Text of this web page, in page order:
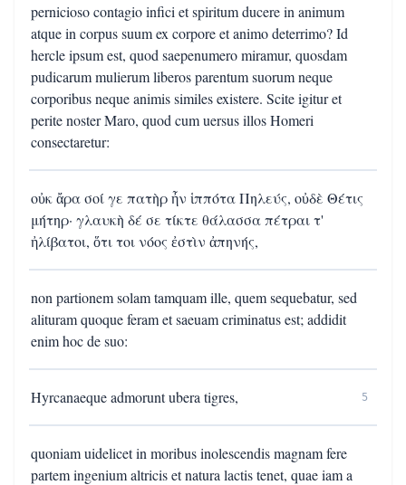
pernicioso contagio infici et spiritum ducere in animum
atque in corpus suum ex corpore et animo deterrimo? Id
hercle ipsum est, quod saepenumero miramur, quosdam
pudicarum mulierum liberos parentum suorum neque
corporibus neque animis similes existere. Scite igitur et
perite noster Maro, quod cum uersus illos Homeri
consectaretur:
οὐκ ἄρα σοί γε πατὴρ ἦν ἱππότα Πηλεύς, οὐδὲ Θέτις
μήτηρ· γλαυκὴ δέ σε τίκτε θάλασσα πέτραι τ'
ἠλίβατοι, ὅτι τοι νόος ἐστὶν ἀπηνής,
non partionem solam tamquam ille, quem sequebatur, sed
alituram quoque feram et saeuam criminatus est; addidit
enim hoc de suo:
Hyrcanaeque admorunt ubera tigres, 5
quoniam uidelicet in moribus inolescendis magnam fere
partem ingenium altricis et natura lactis tenet, quae iam a